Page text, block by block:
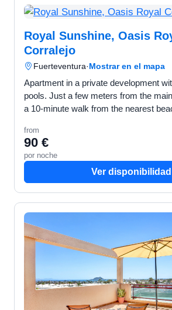
Royal Sunshine, Oasis
Corralejo
Fuerteventura·Mostrar en el mapa
Apartment in a private development
pools. Just a few meters from the
a 10-minute walk from the nearest
apartm…
from
90 €
por noche
Ver disponibilidad